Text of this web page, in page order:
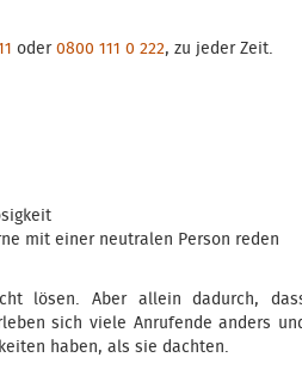
oder 0800 111 0 222, zu jeder Zeit.
mit einer neutralen Person reden
lösen. Aber allein dadurch,
sich viele Anrufende anders
haben, als sie dachten.